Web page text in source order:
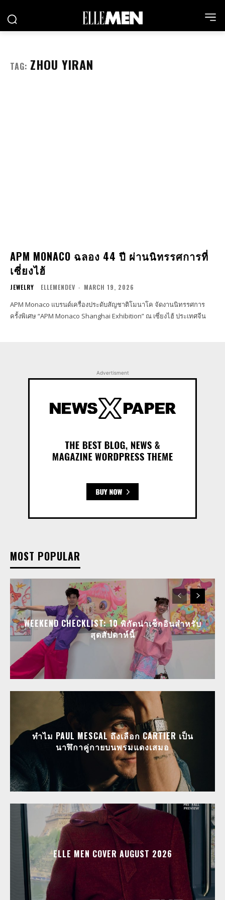
TAG: ZHOU YIRAN
APM MONACO ฉลอง 44 ปี ผ่านนิทรรศการที่
เซี่ยงไฮ้
JEWELRY ELLEMENDEV - MARCH 19, 2026
APM Monaco แบรนด์เครื่องประดับสัญชาติโมนาโค จัดงานนิทรรศการ
ครั้งพิเศษ “APM Monaco Shanghai Exhibition” ณ เซี่ยงไฮ้ ประเทศจีน
Advertisment
MOST POPULAR
WEEKEND CHECKLIST: 10 พิกัดน่าเช็กอินสำหรับ
สุดสัปดาห์นี้
ทำไม PAUL MESCAL ถึงเลือก CARTIER เป็น
นาฬิกาคู่กายบนพรมแดงเสมอ
ELLE MEN COVER AUGUST 2026